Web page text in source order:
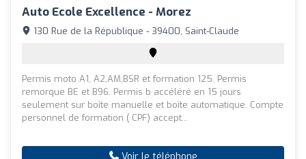
Auto Ecole Excellence - Morez
130 Rue de la République - 39400, Saint-Claude
Permis moto A1, A2,AM,BSR et formation 125. Permis
remorque BE et B96. Permis b accéléré en 15 jours
seulement sur boîte manuelle et boîte automatique. Compte
personnel de formation ( CPF) accept...
Voir le téléphone